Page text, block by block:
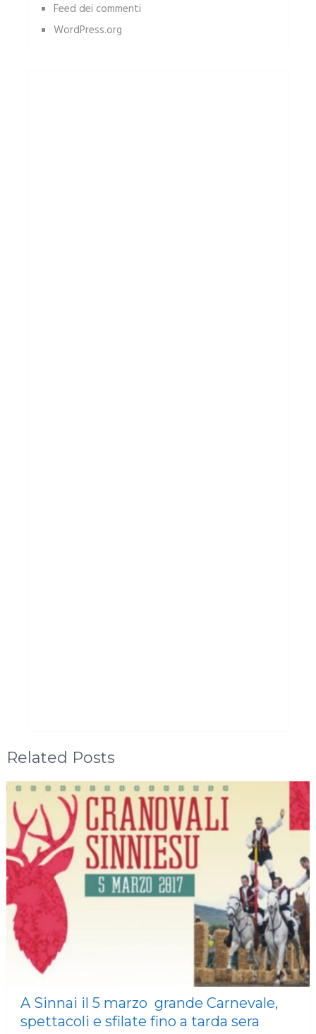
Feed dei commenti
WordPress.org
Related Posts
A Sinnai il 5 marzo grande Carnevale,
spettacoli e sfilate fino a tarda sera